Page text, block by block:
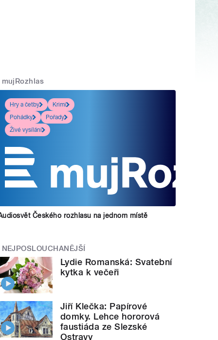
mujRozhlas
Hry a četby
Krimi
Pohádky
Pořady
Živé vysílání
Českého rozhlasu na jednom místě
NEJPOSLOUCHANĚJŠÍ
Lydie Romanská: Svatební
kytka k večeři
Jiří Klečka: Papírové
domky. Lehce hororová
faustiáda ze Slezské
Ostravy